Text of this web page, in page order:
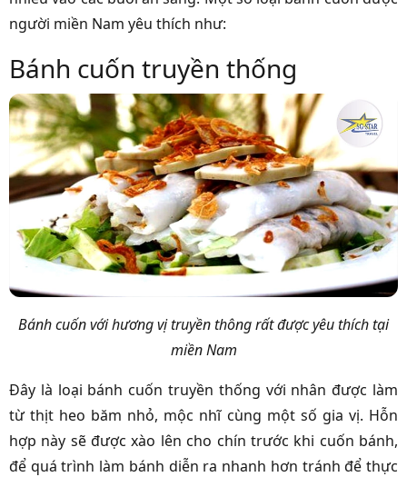
người miền Nam yêu thích như:
Bánh cuốn truyền thống
Bánh cuốn với hương vị truyền thông rất được yêu thích tại
miền Nam
Đây là loại bánh cuốn truyền thống với nhân được làm
từ thịt heo băm nhỏ, mộc nhĩ cùng một số gia vị. Hỗn
hợp này sẽ được xào lên cho chín trước khi cuốn bánh,
để quá trình làm bánh diễn ra nhanh hơn tránh để thực